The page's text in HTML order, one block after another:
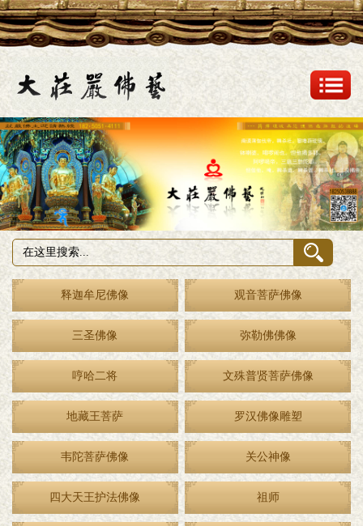
释迦牟尼佛像 观音菩萨佛像
三圣佛像 弥勒佛佛像
哼哈二将 文殊普贤菩萨佛像
地藏王菩萨 罗汉佛像雕塑
韦陀菩萨佛像 关公神像
四大天王护法佛像 祖师